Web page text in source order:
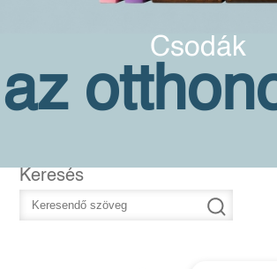
Csodák
az
Keresés